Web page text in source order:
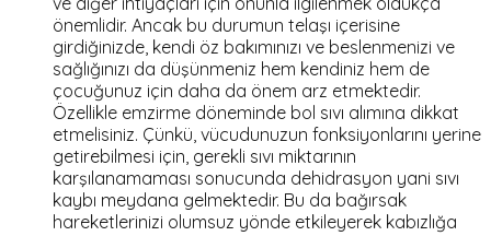
önemlidir. Ancak bu durumun telaşı içerisine
girdiğinizde, kendi öz bakımınızı ve beslenmenizi ve
sağlığınızı da düşünmeniz hem kendiniz hem de
çocuğunuz için daha da önem arz etmektedir.
Özellikle emzirme döneminde bol sıvı alımına dikkat
etmelisiniz. Çünkü, vücudunuzun fonksiyonlarını yerine
getirebilmesi için, gerekli sıvı miktarının
karşılanamaması sonucunda dehidrasyon yani sıvı
kaybı meydana gelmektedir. Bu da bağırsak
hareketlerinizi olumsuz yönde etkileyerek kabızlığa